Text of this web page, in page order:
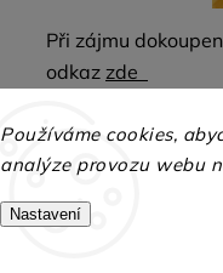
Používáme cookies,
analýze provozu webu
Nastavení
Při zájmu
odkaz zde
Více informací o
Pro jednodušší výběr